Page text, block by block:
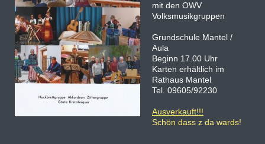
mit den OWV
Volksmusikgruppen
Grundschule Mantel /
Aula
Beginn 17.00 Uhr
Karten erhältlich im
Rathaus Mantel
Tel. 09605/92230
Ausverkauft!!!
Schön dass z da wards!